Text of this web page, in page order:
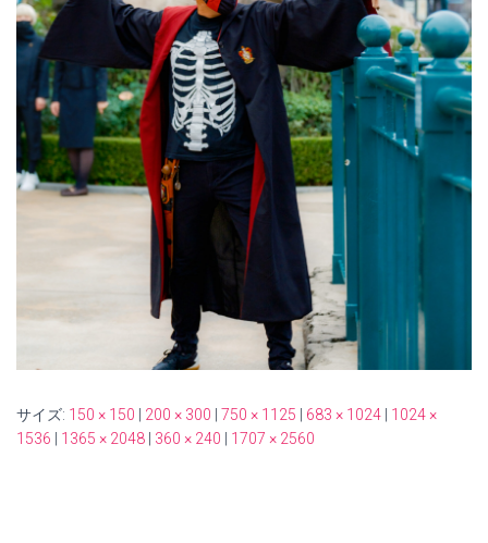
サイズ: 150 × 150 200 × 300 750 × 1125 683 × 1024
1024 ×
1536
1365 × 2048 360 × 240 1707 × 2560